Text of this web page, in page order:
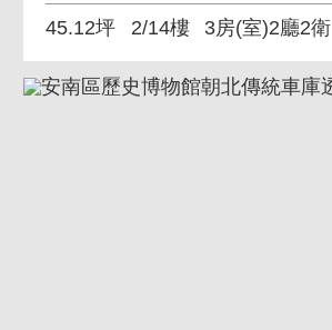
45.12坪 2/14樓 3房(室)2廳2衛